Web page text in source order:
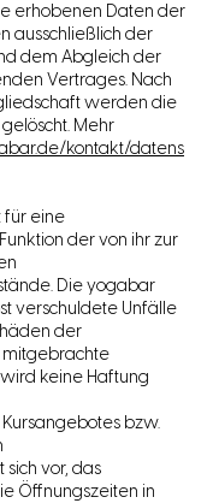
erhobenen Daten der
ausschließlich der
dem Abgleich der
Vertrages. Nach
werden die
Mehr
kontakt/datens
für eine
der von ihr zur
Die yogabar
verschuldete Unfälle
der
mitgebrachte
keine Haftung
bzw.
vor, das
Öffnungszeiten in